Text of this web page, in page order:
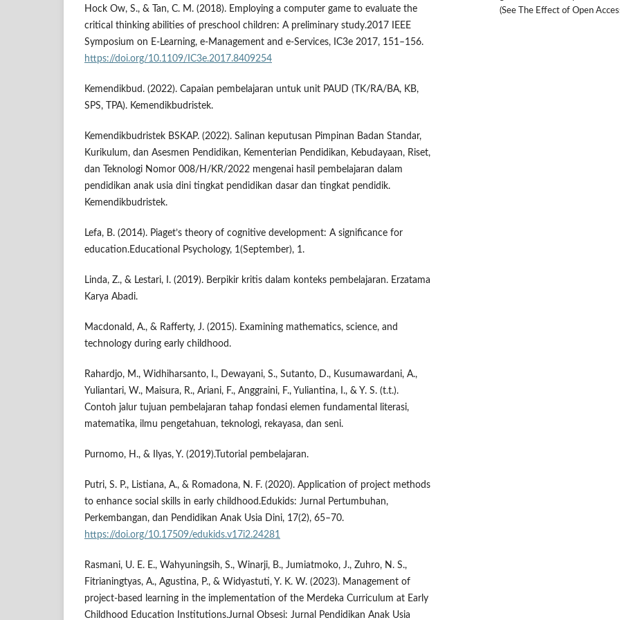
Hock Ow, S., & Tan, C. M. (2018). Employing a computer game to evaluate the
critical thinking abilities of preschool children: A preliminary study.2017 IEEE
Symposium on E-Learning, e-Management and e-Services, IC3e 2017, 151–156.
https://doi.org/10.1109/IC3e.2017.8409254
Kemendikbud. (2022). Capaian pembelajaran untuk unit PAUD (TK/RA/BA, KB,
SPS, TPA). Kemendikbudristek.
Kemendikbudristek BSKAP. (2022). Salinan keputusan Pimpinan Badan Standar,
Kurikulum, dan Asesmen Pendidikan, Kementerian Pendidikan, Kebudayaan, Riset,
dan Teknologi Nomor 008/H/KR/2022 mengenai hasil pembelajaran dalam
pendidikan anak usia dini tingkat pendidikan dasar dan tingkat pendidik.
Kemendikbudristek.
Lefa, B. (2014). Piaget’s theory of cognitive development: A significance for
education.Educational Psychology, 1(September), 1.
Linda, Z., & Lestari, I. (2019). Berpikir kritis dalam konteks pembelajaran. Erzatama
Karya Abadi.
Macdonald, A., & Rafferty, J. (2015). Examining mathematics, science, and
technology during early childhood.
Rahardjo, M., Widhiharsanto, I., Dewayani, S., Sutanto, D., Kusumawardani, A.,
Yuliantari, W., Maisura, R., Ariani, F., Anggraini, F., Yuliantina, I., & Y. S. (t.t.).
Contoh jalur tujuan pembelajaran tahap fondasi elemen fundamental literasi,
matematika, ilmu pengetahuan, teknologi, rekayasa, dan seni.
Purnomo, H., & Ilyas, Y. (2019).Tutorial pembelajaran.
Putri, S. P., Listiana, A., & Romadona, N. F. (2020). Application of project methods
to enhance social skills in early childhood.Edukids: Jurnal Pertumbuhan,
Perkembangan, dan Pendidikan Anak Usia Dini, 17(2), 65–70.
https://doi.org/10.17509/edukids.v17i2.24281
Rasmani, U. E. E., Wahyuningsih, S., Winarji, B., Jumiatmoko, J., Zuhro, N. S.,
Fitrianingtyas, A., Agustina, P., & Widyastuti, Y. K. W. (2023). Management of
project-based learning in the implementation of the Merdeka Curriculum at Early
Childhood Education Institutions.Jurnal Obsesi: Jurnal Pendidikan Anak Usia
(See The Effect of Open